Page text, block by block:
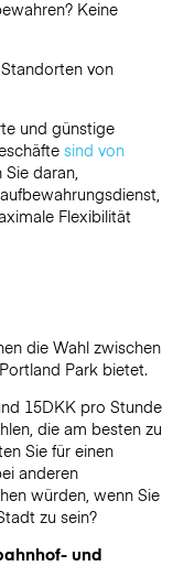
Keine
von
und günstige
sind von
Sie daran,
Flexibilität
die Wahl zwischen
Park bietet.
15DKK pro Stunde
die am besten zu
Sie für einen
anderen
würden, wenn Sie
zu sein?
und